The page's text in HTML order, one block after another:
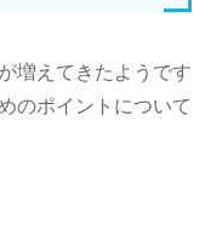
増えてきたようです
のポイントについて